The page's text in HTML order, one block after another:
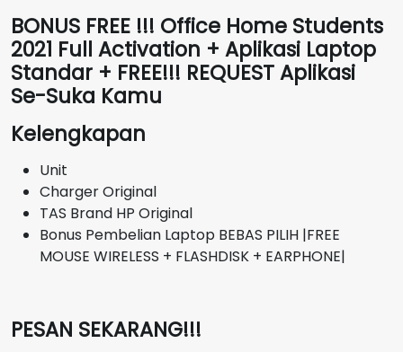
BONUS FREE !!! Office Home Students
2021 Full Activation + Aplikasi Laptop
Standar + FREE!!! REQUEST Aplikasi
Se-Suka Kamu
Kelengkapan
Unit
Charger Original
TAS Brand HP Original
Bonus Pembelian Laptop BEBAS PILIH |FREE
MOUSE WIRELESS + FLASHDISK + EARPHONE|
PESAN SEKARANG!!!